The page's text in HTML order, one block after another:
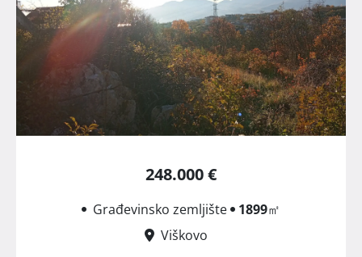
248.000 €
Građevinsko zemljište 1899㎡
Viškovo